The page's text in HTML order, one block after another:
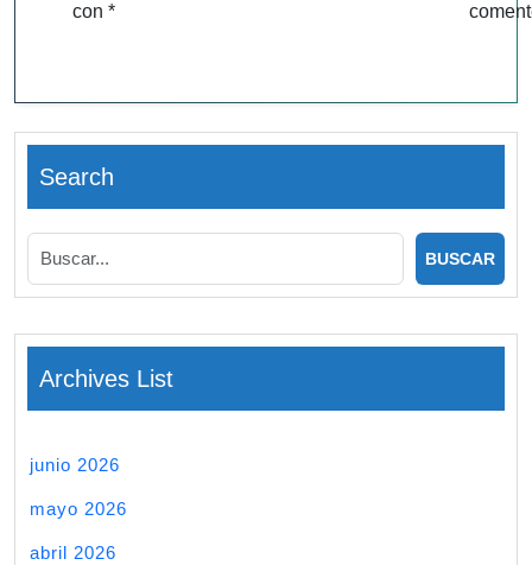
con *
Search
Archives List
junio 2026
mayo 2026
abril 2026